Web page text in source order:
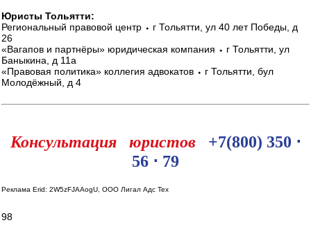
Юристы Тольятти:
Региональный правовой центр ⬩ г Тольятти, ул 40 лет Победы, д
26
«Вагапов и партнёры» юридическая компания ⬩ г Тольятти, ул
Баныкина, д 11а
«Правовая политика» коллегия адвокатов ⬩ г Тольятти, бул
Молодёжный, д 4
Консультация юристов
+7(800) 350 ⋅
56 ⋅ 79
Реклама Erid: 2W5zFJAAogU, ООО Лигал Адс Тех
98